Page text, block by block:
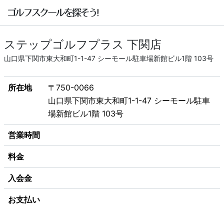
ステップゴルフプラス 下関店
山口県下関市東大和町1-1-47 シーモール駐車場新館ビル1階 103号
所在地
〒750-0066
山口県下関市東大和町1-1-47 シーモール駐車
場新館ビル1階 103号
営業時間
料金
入会金
お支払い